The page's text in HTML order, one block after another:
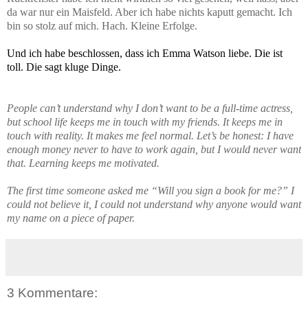
da war nur ein Maisfeld. Aber ich habe nichts kaputt gemacht. Ich
bin so stolz auf mich. Hach. Kleine Erfolge.
Und ich habe beschlossen, dass ich Emma Watson liebe. Die ist
toll. Die sagt kluge Dinge.
People can’t understand why I don’t want to be a full-time actress,
but school life keeps me in touch with my friends. It keeps me in
touch with reality. It makes me feel normal. Let’s be honest: I have
enough money never to have to work again, but I would never want
that. Learning keeps me motivated.
The first time someone asked me “Will you sign a book for me?” I
could not believe it, I could not understand why anyone would want
my name on a piece of paper.
3 Kommentare: